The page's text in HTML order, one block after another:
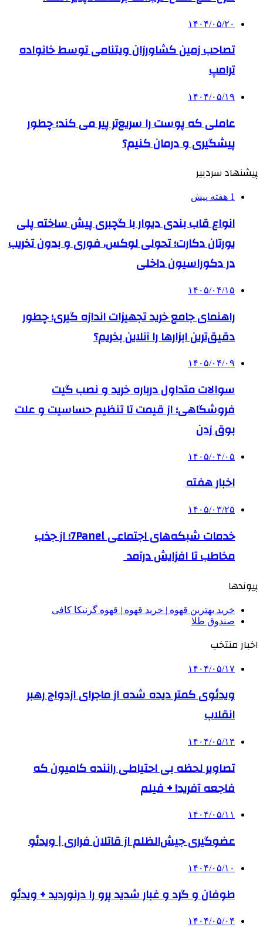
۱۴۰۴/۰۵/۲۰
تصاحب زمین کشاورزان ویتنامی توسط خانواده
ترامپ
۱۴۰۴/۰۵/۱۹
عاملی که پوست را سریع‌تر پیر می کند؛ چطور
پیشگیری و درمان کنیم؟
پیشنهاد سردبیر
1 هفته پیش
انواع قاب بندی دیوار با گچبری پیش ساخته پلی
یورتان دکارت؛ تحولی لوکس، فوری و بدون تخریب
در دکوراسیون داخلی
۱۴۰۵/۰۴/۱۵
راهنمای جامع خرید تجهیزات اندازه گیری؛ چطور
دقیق‌ترین ابزارها را آنلاین بخریم؟
۱۴۰۵/۰۴/۰۹
سوالات متداول درباره خرید و نصب گیت
فروشگاهی؛ از قیمت تا تنظیم حساسیت و علت
بوق زدن
۱۴۰۵/۰۴/۰۵
اخبار هفته
۱۴۰۵/۰۳/۲۵
خدمات شبکه‌های اجتماعی 7Panel؛ از جذب
مخاطب تا افزایش درآمد
پیوندها
خرید بهترین قهوه | خرید قهوه | قهوه گرنیکا کافی
صندوق طلا
اخبار منتخب
۱۴۰۴/۰۵/۱۷
ویدئوی کمتر دیده شده از ماجرای ازدواج رهبر
انقلاب
۱۴۰۴/۰۵/۱۳
تصاویر لحظه بی احتیاطی راننده کامیون که
فاجعه آفرید! + فیلم
۱۴۰۴/۰۵/۱۱
عضوگیری جیش‌الظلم از قاتلان فراری | ویدئو
۱۴۰۴/۰۵/۱۰
طوفان و گرد و غبار شدید پرو را درنوردید + ویدئو
۱۴۰۴/۰۵/۰۴